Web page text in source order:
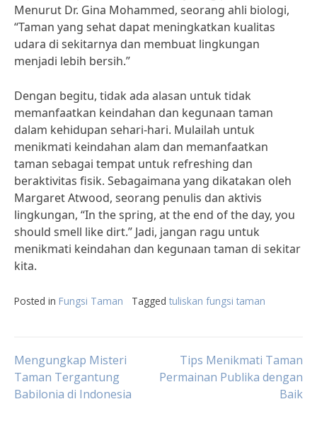
Menurut Dr. Gina Mohammed, seorang ahli biologi,
“Taman yang sehat dapat meningkatkan kualitas
udara di sekitarnya dan membuat lingkungan
menjadi lebih bersih.”
Dengan begitu, tidak ada alasan untuk tidak
memanfaatkan keindahan dan kegunaan taman
dalam kehidupan sehari-hari. Mulailah untuk
menikmati keindahan alam dan memanfaatkan
taman sebagai tempat untuk refreshing dan
beraktivitas fisik. Sebagaimana yang dikatakan oleh
Margaret Atwood, seorang penulis dan aktivis
lingkungan, “In the spring, at the end of the day, you
should smell like dirt.” Jadi, jangan ragu untuk
menikmati keindahan dan kegunaan taman di sekitar
kita.
Posted in Fungsi Taman Tagged tuliskan fungsi taman
Post
navigation
Mengungkap Misteri
Taman Tergantung
Babilonia di Indonesia
Tips Menikmati Taman
Permainan Publika dengan
Baik